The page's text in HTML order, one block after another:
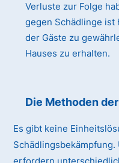
Verluste zur Folge
gegen Schädlinge ist
der Gäste zu
Hauses zu erhalten.
Die Methoden
Es gibt keine